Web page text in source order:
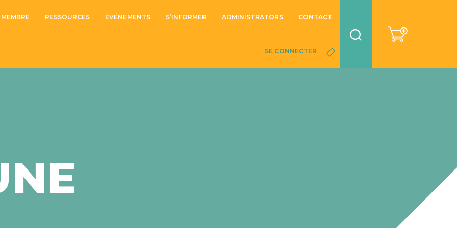
RESSOURCES ÉVÉNEMENTS S’INFORMER ADMINISTRATORS CONTACT
SE CONNECTER